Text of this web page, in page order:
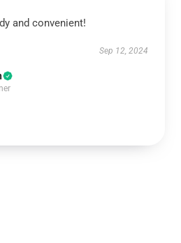
and convenient!
Sep 12, 2024